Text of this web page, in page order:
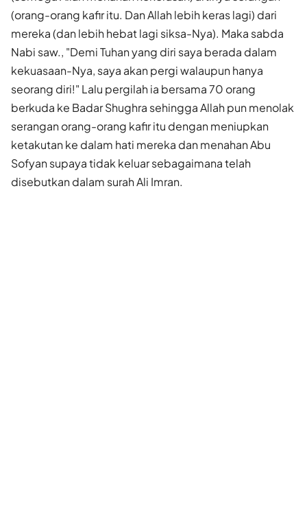
(orang-orang kafir itu. Dan Allah lebih keras lagi) dari
mereka (dan lebih hebat lagi siksa-Nya). Maka sabda
Nabi saw., "Demi Tuhan yang diri saya berada dalam
kekuasaan-Nya, saya akan pergi walaupun hanya
seorang diri!" Lalu pergilah ia bersama 70 orang
berkuda ke Badar Shughra sehingga Allah pun menolak
serangan orang-orang kafir itu dengan meniupkan
ketakutan ke dalam hati mereka dan menahan Abu
Sofyan supaya tidak keluar sebagaimana telah
disebutkan dalam surah Ali Imran.